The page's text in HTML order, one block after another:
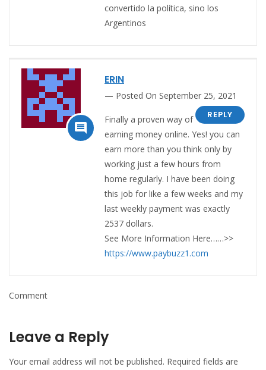
convertido la política, sino los
Argentinos

ERIN
Posted On September 25, 2021
REPLY
Finally a proven way of
earning money online. Yes! you can
earn more than you think only by
working just a few hours from
home regularly. I have been doing
this job for like a few weeks and my
last weekly payment was exactly
2537 dollars.
See More Information Here……>>
https://www.paybuzz1.com
Comment
Leave a Reply
Your email address will not be published. Required fields are